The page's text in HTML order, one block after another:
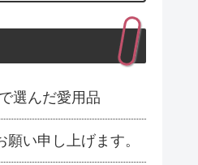
選んだ愛用品
い申し上げます。